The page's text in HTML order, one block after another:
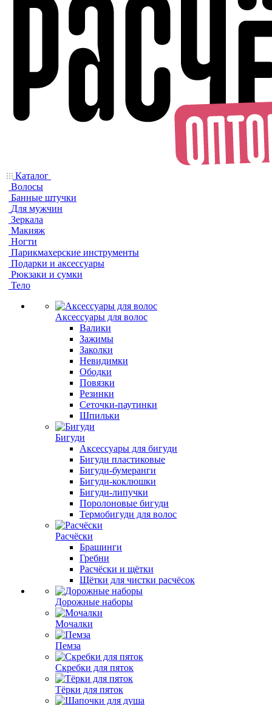
Каталог
Волосы
Банные штучки
Для мужчин
Зеркала
Макияж
Ногти
Парикмахерские инструменты
Подарки и аксессуары
Рюкзаки и сумки
Тело
Аксессуары для волос
Валики
Зажимы
Заколки
Невидимки
Ободки
Повязки
Резинки
Сеточки-паутинки
Шпильки
Бигуди
Аксессуары для бигуди
Бигуди пластиковые
Бигуди-бумеранги
Бигуди-коклюшки
Бигуди-липучки
Поролоновые бигуди
Термобигуди для волос
Расчёски
Брашинги
Гребни
Расчёски и щётки
Щётки для чистки расчёсок
Дорожные наборы
Мочалки
Пемза
Скребки для пяток
Тёрки для пяток